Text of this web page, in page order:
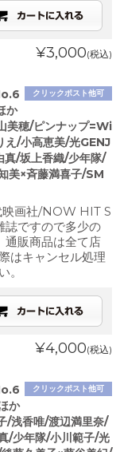
¥3,000(税込)
クリックポスト他可
か
美穂/ピンナップ=Wi
/小高恵美/光GENJ
真/坂上香織/少年隊/
美×斉藤満喜子/SM
映画社/NOW HIT S
ですので多少の
通販商品は全て店
はキャンセル処理
。
¥4,000(税込)
クリックポスト他可
か
/浅香唯/渡辺満里奈/
/少年隊/小川範子/光